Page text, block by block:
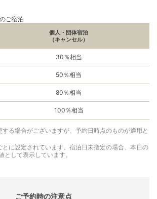
ご宿泊
個人・団体宿泊
（キャンセル）
30％相当
50％相当
80％相当
100％相当
る場合がございますが、予約日時点のものが適用と
に設定されています。宿泊日未指定の場合、本日の
として表示しています。
ご予約時の注意点